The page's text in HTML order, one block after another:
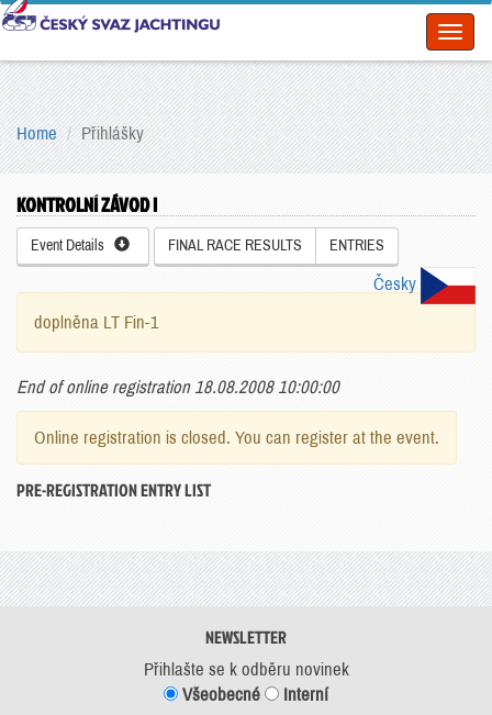
Home Přihlášky
KONTROLNÍ ZÁVOD I
Event Details FINAL RACE RESULTS ENTRIES
Česky
doplněna LT Fin-1
End of online registration 18.08.2008 10:00:00
Online registration is closed. You can register at the event.
PRE-REGISTRATION ENTRY LIST
NEWSLETTER
Přihlašte se k odběru novinek
Všeobecné
Interní